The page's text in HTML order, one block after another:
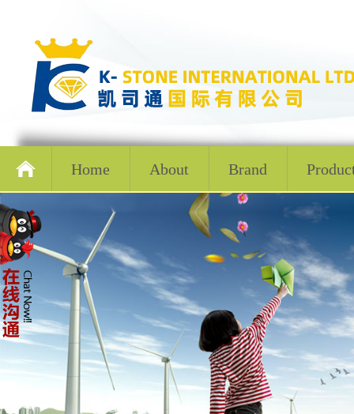
Home About Brand